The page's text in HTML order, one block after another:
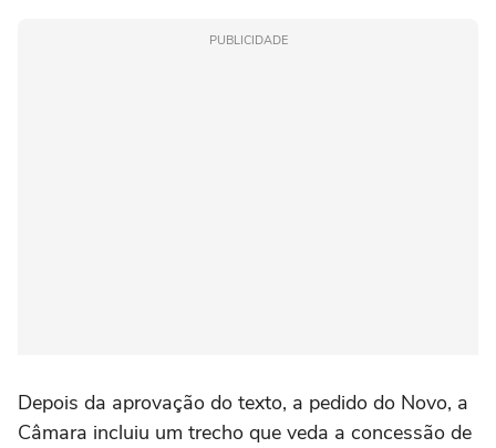
PUBLICIDADE
Depois da aprovação do texto, a pedido do Novo, a
Câmara incluiu um trecho que veda a concessão de